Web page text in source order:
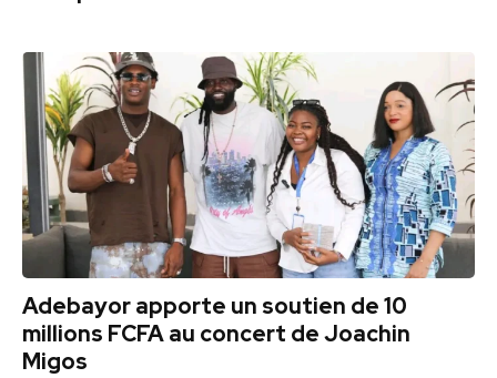
Adebayor apporte un soutien de 10
millions FCFA au concert de Joachin
Migos